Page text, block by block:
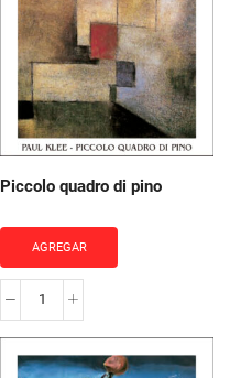
Piccolo quadro di pino
AGREGAR
Piccolo
quadro
di